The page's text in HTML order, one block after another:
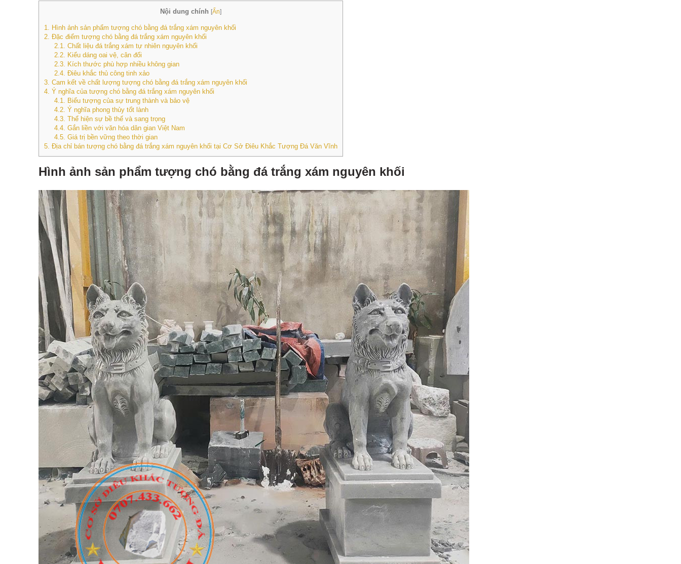
Nội dung chính [Ẩn]
1. Hình ảnh sản phẩm tượng chó bằng đá trắng xám nguyên khối
2. Đặc điểm tượng chó bằng đá trắng xám nguyên khối
2.1. Chất liệu đá trắng xám tự nhiên nguyên khối
2.2. Kiểu dáng oai vệ, cân đối
2.3. Kích thước phù hợp nhiều không gian
2.4. Điêu khắc thủ công tinh xảo
3. Cam kết về chất lượng tượng chó bằng đá trắng xám nguyên khối
4. Ý nghĩa của tượng chó bằng đá trắng xám nguyên khối
4.1. Biểu tượng của sự trung thành và bảo vệ
4.2. Ý nghĩa phong thủy tốt lành
4.3. Thể hiện sự bề thế và sang trọng
4.4. Gắn liền với văn hóa dân gian Việt Nam
4.5. Giá trị bền vững theo thời gian
5. Địa chỉ bán tượng chó bằng đá trắng xám nguyên khối tại Cơ Sở Điêu Khắc Tượng Đá Văn Vĩnh
Hình ảnh sản phẩm tượng chó bằng đá trắng xám nguyên khối